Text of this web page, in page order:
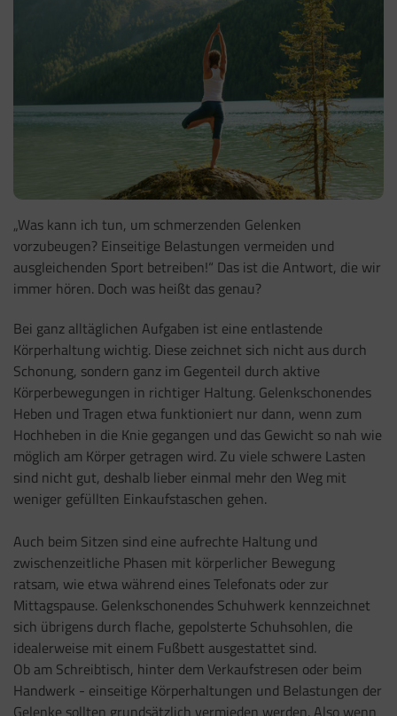
„Was kann ich tun, um schmerzenden Gelenken
vorzubeugen? Einseitige Belastungen vermeiden und
ausgleichenden Sport betreiben!“ Das ist die Antwort, die wir
immer hören. Doch was heißt das genau?
Bei ganz alltäglichen Aufgaben ist eine entlastende
Körperhaltung wichtig. Diese zeichnet sich nicht aus durch
Schonung, sondern ganz im Gegenteil durch aktive
Körperbewegungen in richtiger Haltung. Gelenkschonendes
Heben und Tragen etwa funktioniert nur dann, wenn zum
Hochheben in die Knie gegangen und das Gewicht so nah wie
möglich am Körper getragen wird. Zu viele schwere Lasten
sind nicht gut, deshalb lieber einmal mehr den Weg mit
weniger gefüllten Einkaufstaschen gehen.
Auch beim Sitzen sind eine aufrechte Haltung und
zwischenzeitliche Phasen mit körperlicher Bewegung
ratsam, wie etwa während eines Telefonats oder zur
Mittagspause. Gelenkschonendes Schuhwerk kennzeichnet
sich übrigens durch flache, gepolsterte Schuhsohlen, die
idealerweise mit einem Fußbett ausgestattet sind.
Ob am Schreibtisch, hinter dem Verkaufstresen oder beim
Handwerk - einseitige Körperhaltungen und Belastungen der
Gelenke sollten grundsätzlich vermieden werden. Also wenn